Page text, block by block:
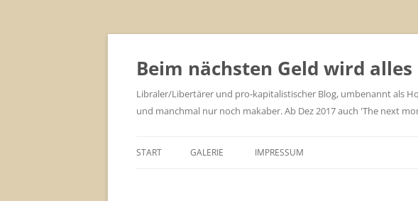
Zum
springen
Beim nächsten Geld wird alles
Libraler/Libertärer und pro-kapitalistischer Blog, umbenannt als
und manchmal nur noch makaber. Ab Dez 2017 auch 'The next
START GALERIE IMPRESSUM